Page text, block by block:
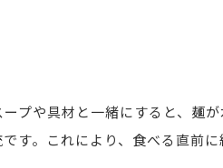
プや具材と一緒にすると、麺
す。これにより、食べる直前に